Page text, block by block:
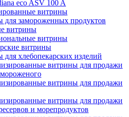
eco ASV 100 A
витрины
для замороженных продуктов
витрины
витрины
витрины
хлебопекарских изделий
витрины для продажи
витрины для продажи
витрины для продажи
и морепродуктов